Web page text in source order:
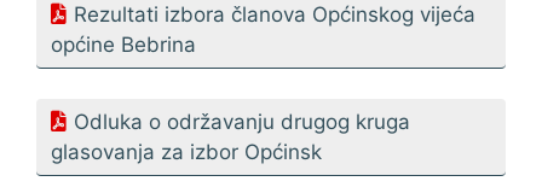
Rezultati izbora članova Općinskog vijeća
općine Bebrina
Odluka o održavanju drugog kruga
glasovanja za izbor Općinsk